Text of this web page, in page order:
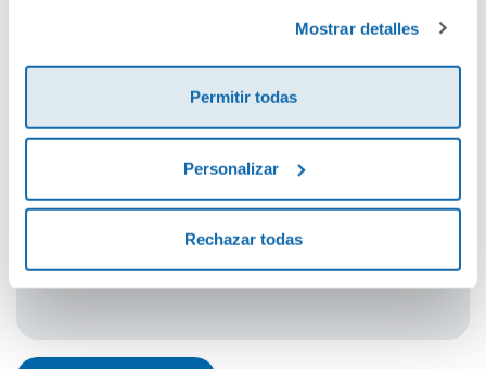
Mostrar detalles
Permitir todas
Personalizar
Rechazar todas
Cuéntanos tu opinión
¡Sé el primero en valorar este producto!